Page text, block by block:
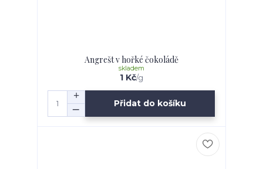
Angrešt v hořké čokoládě
1 Kč/g
skladem
Přidat do košíku